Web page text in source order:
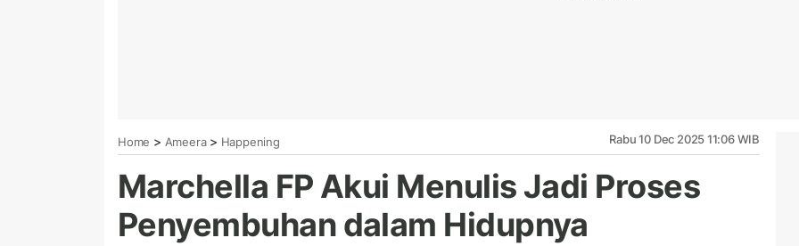
Home > Ameera> Happening Rabu 10 Dec 2025 11:06 WIB
Marchella FP Akui Menulis Jadi Proses
Penyembuhan dalam Hidupnya